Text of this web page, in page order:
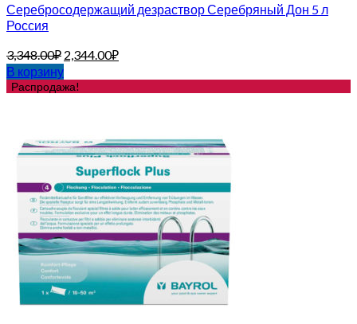
Серебросодержащий дезраствор Серебряный Дон 5 л
Россия
3,348.00₽ 2,344.00₽
В корзину
Распродажа!